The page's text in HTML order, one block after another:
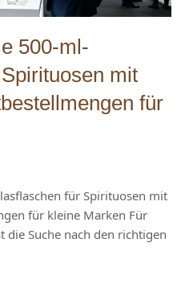
500-ml-
mit
für
für Spirituosen mit
für kleine Marken Für
die Suche nach den richtigen